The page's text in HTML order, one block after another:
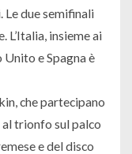
due semifinali
L’Italia, insieme ai
Unito e Spagna è
che partecipano
trionfo sul palco
e del disco